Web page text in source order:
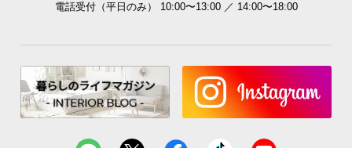
電話受付（平日のみ） 10:00〜13:00 ／ 14:00〜18:00